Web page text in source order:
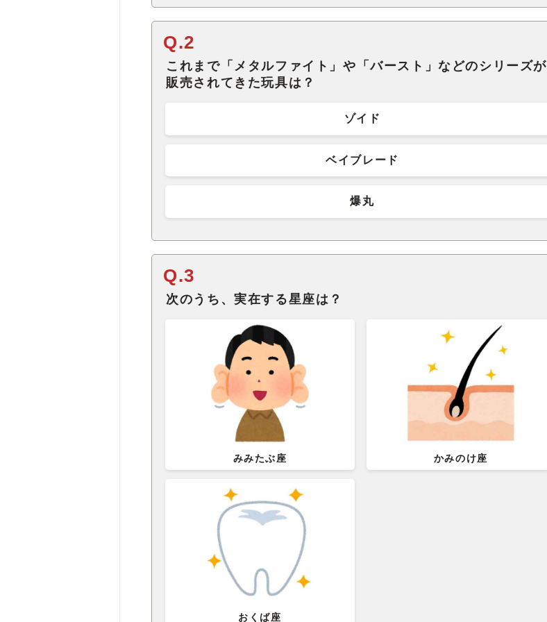
Q.2
これまで「メタルファイト」や「バースト」などのシリーズが
販売されてきた玩具は？
ゾイド
ベイブレード
爆丸
Q.3
次のうち、実在する星座は？
みみたぶ座 かみのけ座
おくば座